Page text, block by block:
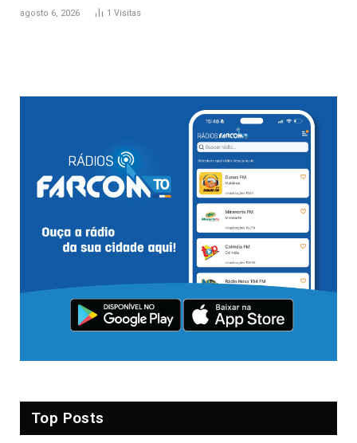
agosto 6, 2026 1 Visitas
Top Posts